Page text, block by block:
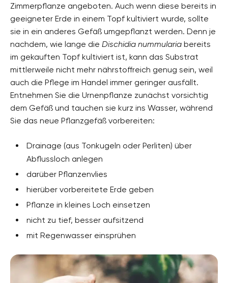
Zimmerpflanze angeboten. Auch wenn diese bereits in
geeigneter Erde in einem Topf kultiviert wurde, sollte
sie in ein anderes Gefäß umgepflanzt werden. Denn je
nachdem, wie lange die Dischidia nummularia bereits
im gekauften Topf kultiviert ist, kann das Substrat
mittlerweile nicht mehr nährstoffreich genug sein, weil
auch die Pflege im Handel immer geringer ausfällt.
Entnehmen Sie die Urnenpflanze zunächst vorsichtig
dem Gefäß und tauchen sie kurz ins Wasser, während
Sie das neue Pflanzgefäß vorbereiten:
Drainage (aus Tonkugeln oder Perliten) über
Abflussloch anlegen
darüber Pflanzenvlies
hierüber vorbereitete Erde geben
Pflanze in kleines Loch einsetzen
nicht zu tief, besser aufsitzend
mit Regenwasser einsprühen